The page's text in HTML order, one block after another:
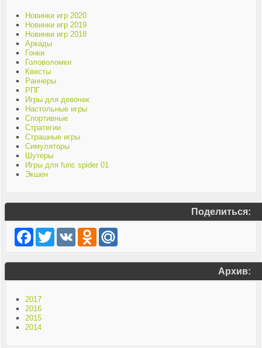
Новинки игр 2020
Новинки игр 2019
Новинки игр 2018
Аркады
Гонки
Головоломки
Квесты
Раннеры
РПГ
Игры для девочек
Настольные игры
Спортивные
Стратегии
Страшные игры
Симуляторы
Шутеры
Игры для func spider 01
Экшен
Поделиться:
Facebook
TwitterVK Odnoklassniki
Mail.Ru
Архив:
2017
2016
2015
2014